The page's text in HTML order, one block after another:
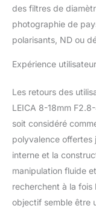
des filtres de
photographie de
polarisants, ND ou
Expérience utilisateur
Les retours des
LEICA 8-18mm
soit considéré
polyvalence offertes
interne et la
manipulation fluide
recherchent à la
objectif semble être